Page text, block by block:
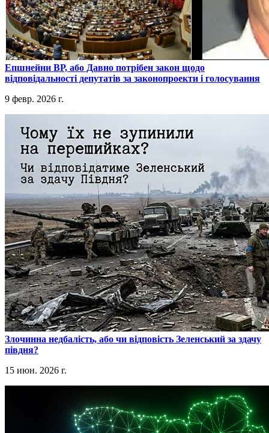
​Епшнейни ВР, або Давно потрібен закон щодо
відповідальності депутатів за законопроекти і голосування
9 февр. 2026 г.
​Злочинна недбалість, або чи відповість Зеленський за здачу
півдня?
15 июн. 2026 г.